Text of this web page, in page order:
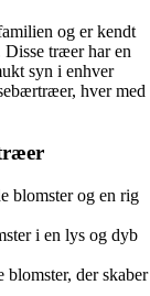
og er kendt
Disse træer har en
syn i enhver
hver med
blomster og en rig
i en lys og dyb
blomster, der skaber